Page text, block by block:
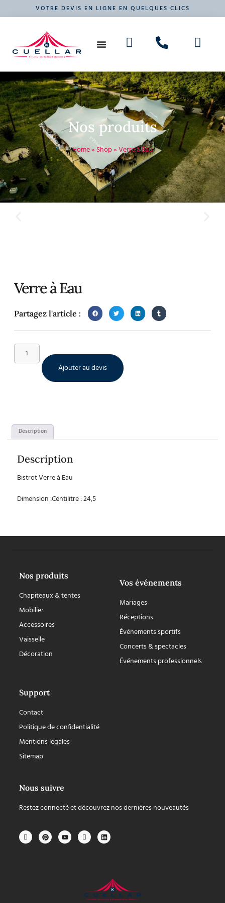
VOTRE DEVIS EN LIGNE EN QUELQUES CLICS
Nos produits
Home» Shop»Verre à Eau
Verre à Eau
Partagez l'article :
Ajouter au devis
Description
Description
Bistrot Verre à Eau
Dimension :Centilitre : 24,5
Nos produits
Chapiteaux & tentes
Mobilier
Accessoires
Vaisselle
Décoration
Vos événements
Mariages
Réceptions
Événements sportifs
Concerts & spectacles
Événements professionnels
Support
Contact
Politique de confidentialité
Mentions légales
Sitemap
Nous suivre
Restez connecté et découvrez nos dernières nouveautés